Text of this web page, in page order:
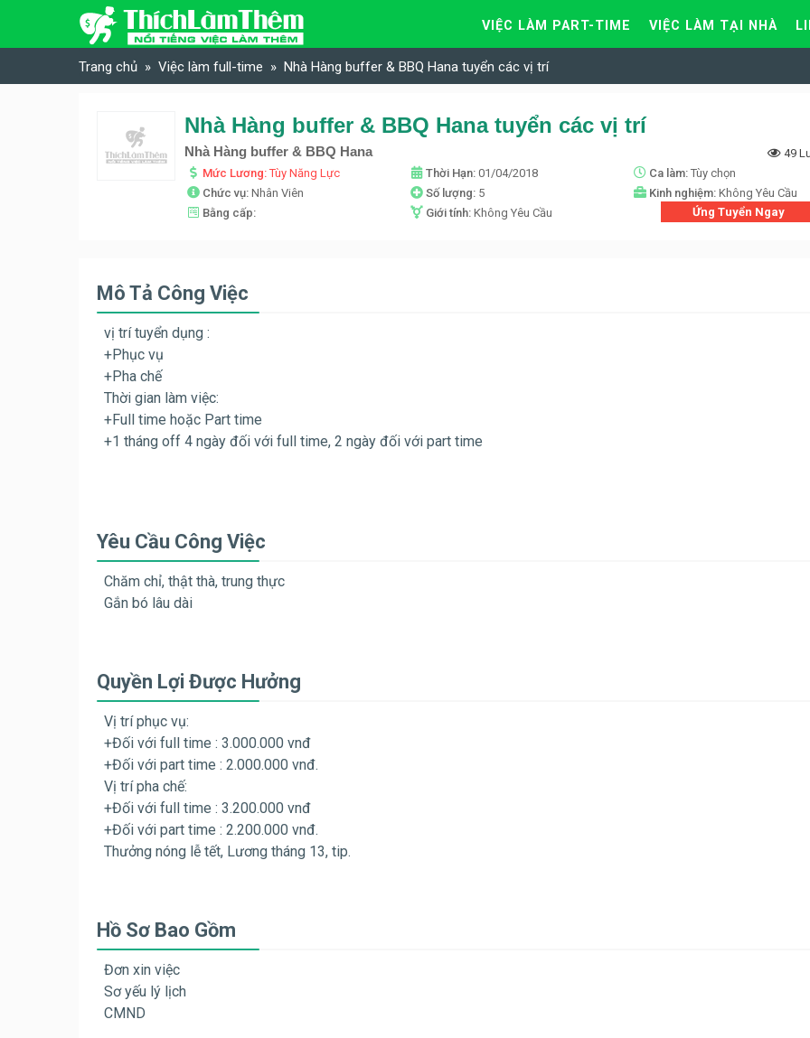
Skip to content
VIỆC LÀM PART-TIME VIỆC LÀM TẠI NHÀ
Trang chủ Việc làm full-time Nhà Hàng buffer & BBQ Hana tuyển các vị trí
Nhà Hàng buffer & BBQ Hana tuyển các vị trí
Nhà Hàng buffer & BBQ Hana
49
Mức Lương:Tùy Năng Lực Thời Hạn: 01/04/2018 Ca làm: Tùy chọn
Chức vụ: Nhân Viên Số lượng: 5 Kinh nghiệm: Không Yêu Cầu
Bằng cấp:
Giới tính: Không Yêu Cầu Ứng Tuyển Ngay
Mô Tả Công Việc
vị trí tuyển dụng :
+Phục vụ
+Pha chế
Thời gian làm việc:
+Full time hoặc Part time
+1 tháng off 4 ngày đối với full time, 2 ngày đối với part time
Yêu Cầu Công Việc
Chăm chỉ, thật thà, trung thực
Gắn bó lâu dài
Quyền Lợi Được Hưởng
Vị trí phục vụ:
+Đối với full time : 3.000.000 vnđ
+Đối với part time : 2.000.000 vnđ.
Vị trí pha chế:
+Đối với full time : 3.200.000 vnđ
+Đối với part time : 2.200.000 vnđ.
Thưởng nóng lễ tết, Lương tháng 13, tip.
Hồ Sơ Bao Gồm
Đơn xin việc
Sơ yếu lý lịch
CMND